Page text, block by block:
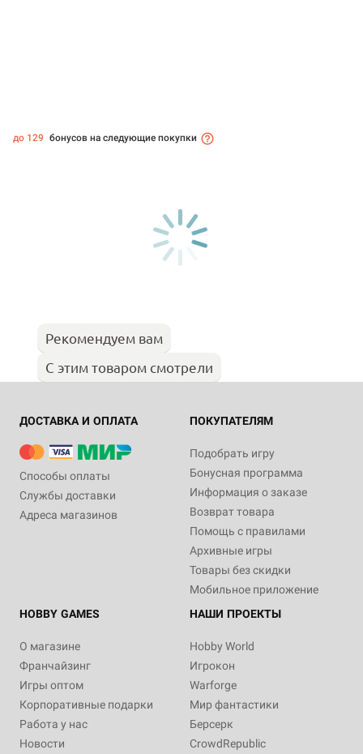
до 129 бонусов на следующие покупки
Рекомендуем вам
С этим товаром смотрели
ДОСТАВКА И ОПЛАТА
Способы оплаты
Службы доставки
Адреса магазинов
ПОКУПАТЕЛЯМ
Подобрать игру
Бонусная программа
Информация о заказе
Возврат товара
Помощь с правилами
Архивные игры
Товары без скидки
Мобильное приложение
HOBBY GAMES
О магазине
Франчайзинг
Игры оптом
Корпоративные подарки
Работа у нас
Новости
НАШИ ПРОЕКТЫ
Hobby World
Игрокон
Warforge
Мир фантастики
Берсерк
CrowdRepublic